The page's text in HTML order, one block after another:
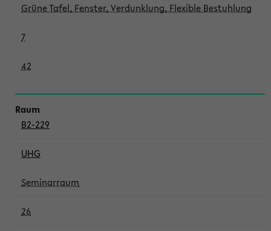
Grüne Tafel, Fenster, Verdunklung, Flexible Bestuhlung
7
42
B2-229
UHG
Seminarraum
26